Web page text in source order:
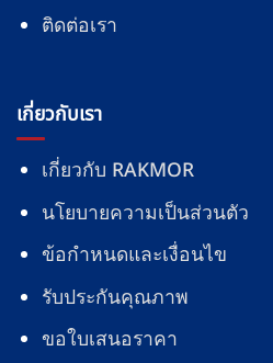
ติดต่อเรา
เกี่ยวกับเรา
เกี่ยวกับ RAKMOR
นโยบายความเป็นส่วนตัว
ข้อกำหนดและเงื่อนไข
รับประกันคุณภาพ
ขอใบเสนอราคา